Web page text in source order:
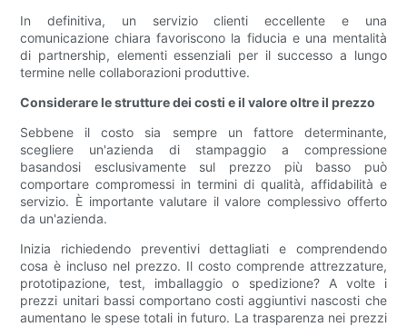
In definitiva, un servizio clienti eccellente e una
comunicazione chiara favoriscono la fiducia e una mentalità
di partnership, elementi essenziali per il successo a lungo
termine nelle collaborazioni produttive.
Considerare le strutture dei costi e il valore oltre il prezzo
Sebbene il costo sia sempre un fattore determinante,
scegliere un'azienda di stampaggio a compressione
basandosi esclusivamente sul prezzo più basso può
comportare compromessi in termini di qualità, affidabilità e
servizio. È importante valutare il valore complessivo offerto
da un'azienda.
Inizia richiedendo preventivi dettagliati e comprendendo
cosa è incluso nel prezzo. Il costo comprende attrezzature,
prototipazione, test, imballaggio o spedizione? A volte i
prezzi unitari bassi comportano costi aggiuntivi nascosti che
aumentano le spese totali in futuro. La trasparenza nei prezzi